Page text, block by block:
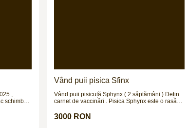
,
schimburi
Vând puii pisica Sfinx
Vând puii pisicuță Sphynx ( 2 săptămâni ) Dețin
carnet de vaccinări . Pisica Sphynx este o rasă
neobișnuit și lipsa aparentă de blană. Deși pare
complet cheală, pielea ei este acoperită cu un
3000 RON